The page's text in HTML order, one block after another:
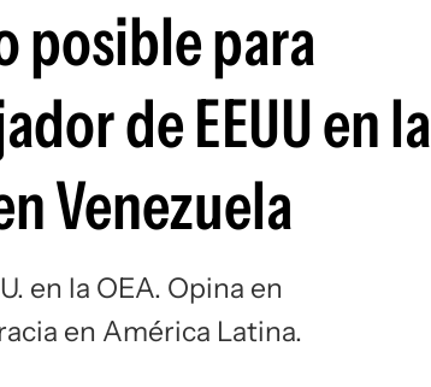
Siguenos en:
posible para
de EEUU en la
Venezuela
en la OEA. Opina en
en América Latina.